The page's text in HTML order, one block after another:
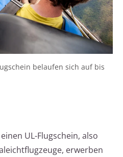
belaufen sich auf bis
UL-Flugschein, also
erwerben